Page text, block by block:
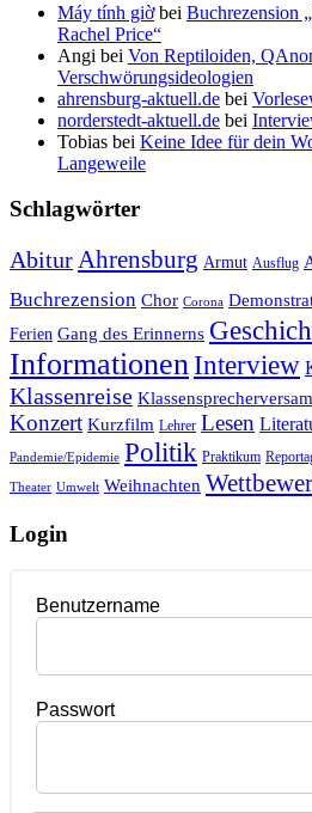
Máy tính giờbei Buchrezension
Rachel Price“
Angi bei Von Reptiloiden,
Verschwörungsideologien
ahrensburg-aktuell.de bei
norderstedt-aktuell.de bei
Tobias bei Keine Idee für dein
Langeweile
Schlagwörter
AbiturAhrensburg Armut Ausflug
Buchrezension Chor Corona
Ferien Gang des Erinnerns
InformationenInterview
Klassenreise
Konzert Kurzfilm Lehrer Lesen
Pandemie/Epidemie Politik Praktikum
Theater Umwelt Weihnachten
Login
Benutzername
Passwort